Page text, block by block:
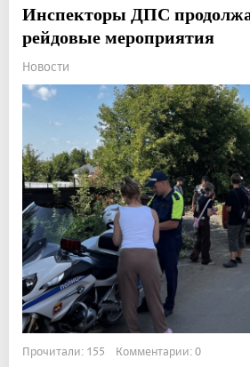
Инспекторы ДПС
рейдовые мероприятия
Новости
Прочитали: 155 Комментарии: 0